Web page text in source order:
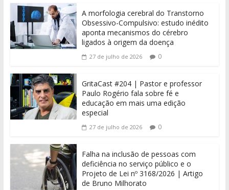
A morfologia cerebral do Transtorno
Obsessivo-Compulsivo: estudo inédito
aponta mecanismos do cérebro
ligados à origem da doença
27 de julho de 2026 0
GritaCast #204 | Pastor e professor
Paulo Rogério fala sobre fé e
educação em mais uma edição
especial
27 de julho de 2026 0
Falha na inclusão de pessoas com
deficiência no serviço público e o
Projeto de Lei nº 3168/2026 | Artigo
de Bruno Milhorato